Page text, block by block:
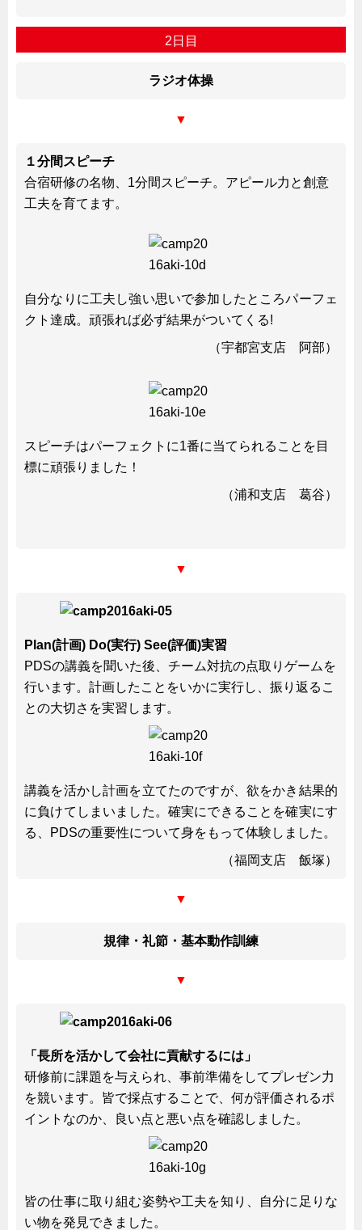
2日目
ラジオ体操
▼
１分間スピーチ
合宿研修の名物、1分間スピーチ。アピール力と創意
工夫を育てます。
自分なりに工夫し強い思いで参加したところパーフェ
クト達成。頑張れば必ず結果がついてくる!
（宇都宮支店 阿部）
スピーチはパーフェクトに1番に当てられることを目
標に頑張りました！
（浦和支店 葛谷）
▼
Plan(計画) Do(実行) See(評価)実習
PDSの講義を聞いた後、チーム対抗の点取りゲームを
行います。計画したことをいかに実行し、振り返るこ
との大切さを実習します。
講義を活かし計画を立てたのですが、欲をかき結果的
に負けてしまいました。確実にできることを確実にす
る、PDSの重要性について身をもって体験しました。
（福岡支店 飯塚）
▼
規律・礼節・基本動作訓練
▼
「長所を活かして会社に貢献するには」
研修前に課題を与えられ、事前準備をしてプレゼン力
を競います。皆で採点することで、何が評価されるポ
イントなのか、良い点と悪い点を確認しました。
皆の仕事に取り組む姿勢や工夫を知り、自分に足りな
い物を発見できました。